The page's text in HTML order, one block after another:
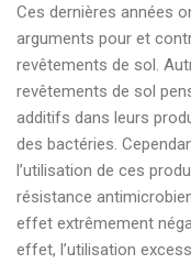
Ces dernières années
arguments pour et
revêtements de sol.
revêtements de sol
additifs dans leurs
des bactéries.
l’utilisation de ces
résistance
effet extrêmement
effet, l’utilisation